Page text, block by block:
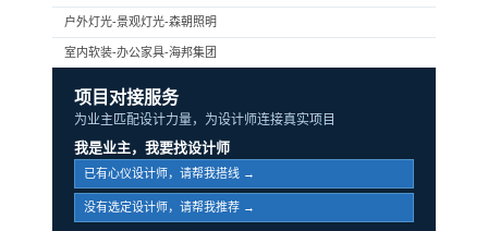
户外灯光-景观灯光-森朝照明
室内软装-办公家具-海邦集团
项目对接服务
为业主匹配设计力量，为设计师连接真实项目
我是业主，我要找设计师
已有心仪设计师，请帮我搭线 →
没有选定设计师，请帮我推荐 →